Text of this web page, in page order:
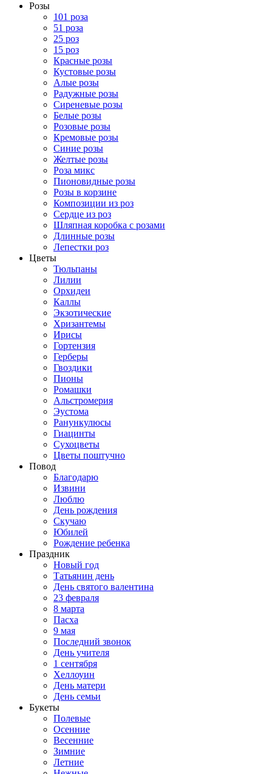
Розы
101 роза
51 роза
25 роз
15 роз
Красные розы
Кустовые розы
Алые розы
Радужные розы
Сиреневые розы
Белые розы
Розовые розы
Кремовые розы
Синие розы
Желтые розы
Роза микс
Пионовидные розы
Розы в корзине
Композиции из роз
Сердце из роз
Шляпная коробка с розами
Длинные розы
Лепестки роз
Цветы
Тюльпаны
Лилии
Орхидеи
Каллы
Экзотические
Хризантемы
Ирисы
Гортензия
Герберы
Гвоздики
Пионы
Ромашки
Альстромерия
Эустома
Ранункулюсы
Гиацинты
Сухоцветы
Цветы поштучно
Повод
Благодарю
Извини
Люблю
День рождения
Скучаю
Юбилей
Рождение ребенка
Праздник
Новый год
Татьянин день
День святого валентина
23 февраля
8 марта
Пасха
9 мая
Последний звонок
День учителя
1 сентября
Хеллоуин
День матери
День семьи
Букеты
Полевые
Осенние
Весенние
Зимние
Летние